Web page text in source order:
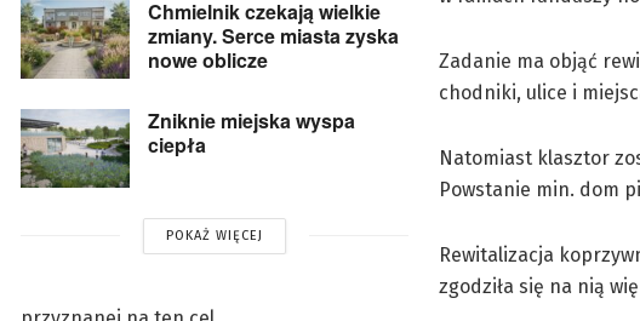
Chmielnik czekają wielkie
zmiany. Serce miasta zyska
nowe oblicze
Zniknie miejska wyspa
ciepła
POKAŻ WIĘCEJ
Zadanie ma objąć
chodniki, ulice i
Natomiast klasztor
Powstanie min. dom
Rewitalizacja
zgodziła się na nią